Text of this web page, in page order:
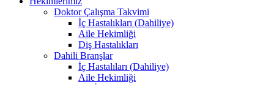
Doktor Çalışma Takvimi
İç Hastalıkları (Dahiliye)
Aile Hekimliği
Diş Hastalıkları
Dahili Branşlar
İç Hastalıları (Dahiliye)
Aile Hekimliği